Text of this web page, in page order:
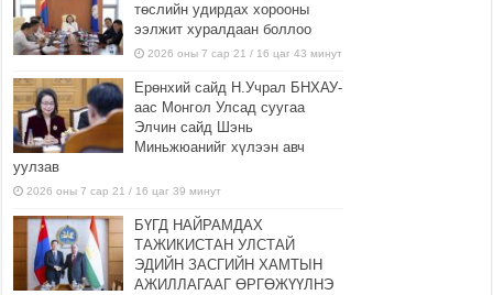
төслийн удирдах хорооны
ээлжит хуралдаан боллоо
2026 оны 7 сар 21 / 16 цаг 43 минут
Ерөнхий сайд Н.Учрал БНХАУ-
аас Монгол Улсад суугаа
Элчин сайд Шэнь
Миньжюанийг хүлээн авч
уулзав
2026 оны 7 сар 21 / 16 цаг 39 минут
БҮГД НАЙРАМДАХ
ТАЖИКИСТАН УЛСТАЙ
ЭДИЙН ЗАСГИЙН ХАМТЫН
АЖИЛЛАГААГ ӨРГӨЖҮҮЛНЭ